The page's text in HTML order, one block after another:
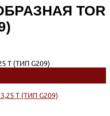
TOR
Т (ТИП G209)